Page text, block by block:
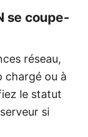
se coupe-
réseau,
chargé ou à
le statut
si